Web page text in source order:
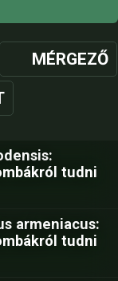
MÉRGEZŐ
tudni
armeniacus:
tudni